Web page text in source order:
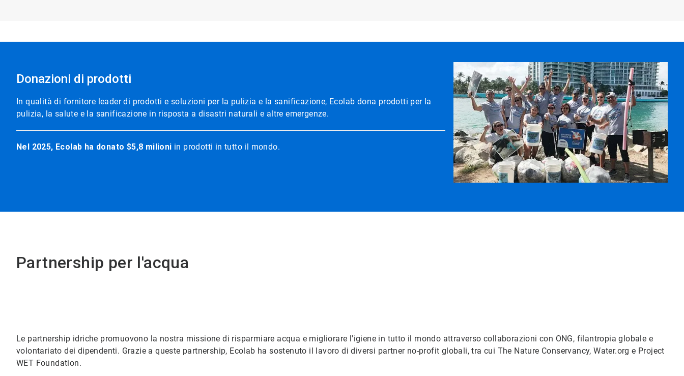
Donazioni di prodotti
In qualità di fornitore leader di prodotti e soluzioni per la pulizia e la sanificazione, Ecolab dona prodotti per la
pulizia, la salute e la sanificazione in risposta a disastri naturali e altre emergenze.
Nel 2025, Ecolab ha donato $5,8 milioni in prodotti in tutto il mondo.
Partnership per l'acqua
Le partnership idriche promuovono la nostra missione di risparmiare acqua e migliorare l'igiene in tutto il mondo attraverso collaborazioni con ONG, filantropia globale e
volontariato dei dipendenti. Grazie a queste partnership, Ecolab ha sostenuto il lavoro di diversi partner no-profit globali, tra cui The Nature Conservancy, Water.org e Project
WET Foundation.